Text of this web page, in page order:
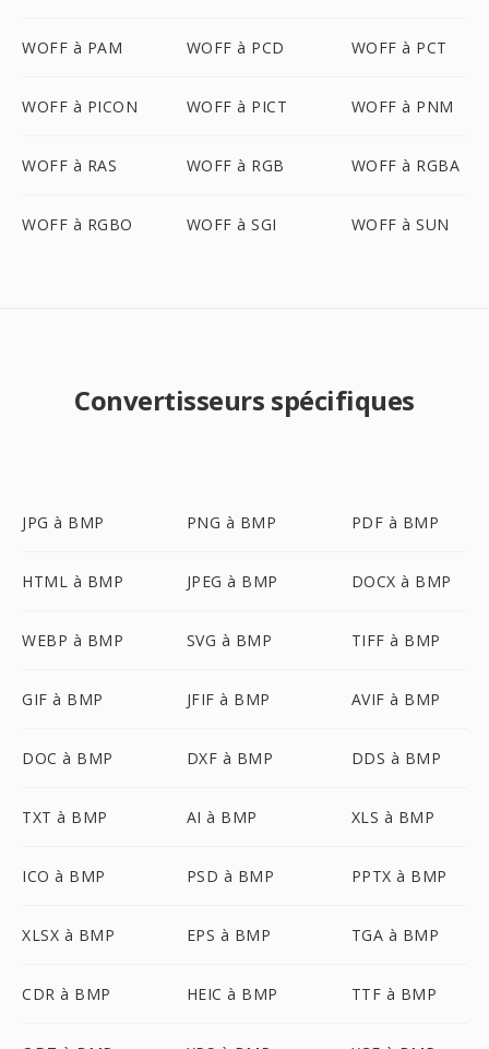
WOFF à PAM WOFF à PCD WOFF à PCT
WOFF à PICON WOFF à PICT WOFF à PNM
WOFF à RAS WOFF à RGB WOFF à RGBA
WOFF à RGBO WOFF à SGI WOFF à SUN
Convertisseurs spécifiques
JPG à BMP PNG à BMP PDF à BMP
HTML à BMP JPEG à BMP DOCX à BMP
WEBP à BMP SVG à BMP TIFF à BMP
GIF à BMP JFIF à BMP AVIF à BMP
DOC à BMP DXF à BMP DDS à BMP
TXT à BMP AI à BMP XLS à BMP
ICO à BMP PSD à BMP PPTX à BMP
XLSX à BMP EPS à BMP TGA à BMP
CDR à BMP HEIC à BMP TTF à BMP